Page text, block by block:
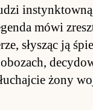
mówi
słysząc ją
żony